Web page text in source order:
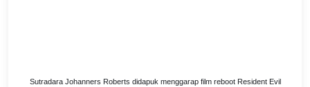
Sutradara Johanners Roberts didapuk menggarap film reboot Resident Evil